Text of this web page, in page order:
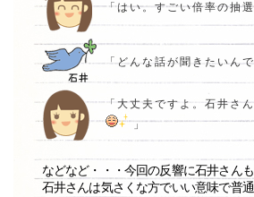
「はい。すごい倍率の抽
「どんな話が聞きたいん
「大丈夫ですよ。石井さ
」
などなど・・・今回の反響に石井さん
石井さんは気さくな方でいい意味で普